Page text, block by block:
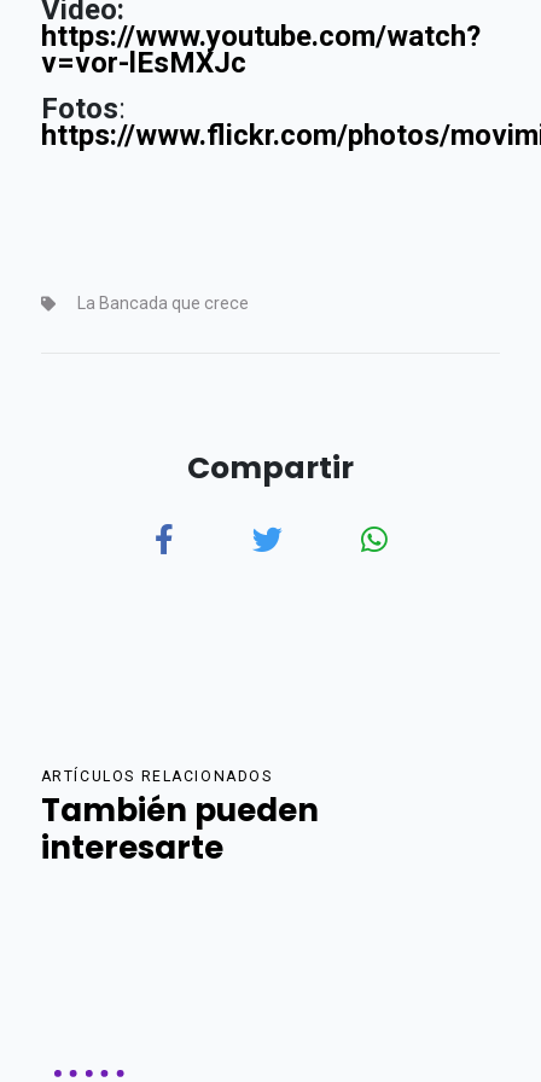
Video:
https://www.youtube.com/watch?
v=vor-lEsMXJc
Fotos:
https://www.flickr.com/photos/
La Bancada que crece
Compartir
ARTÍCULOS RELACIONADOS
También pueden
interesarte